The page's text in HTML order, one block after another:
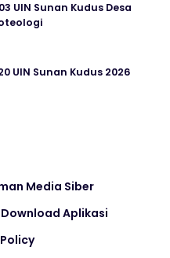
UIN Sunan Kudus Desa
UIN Sunan Kudus 2026
Media Siber
Download Aplikasi